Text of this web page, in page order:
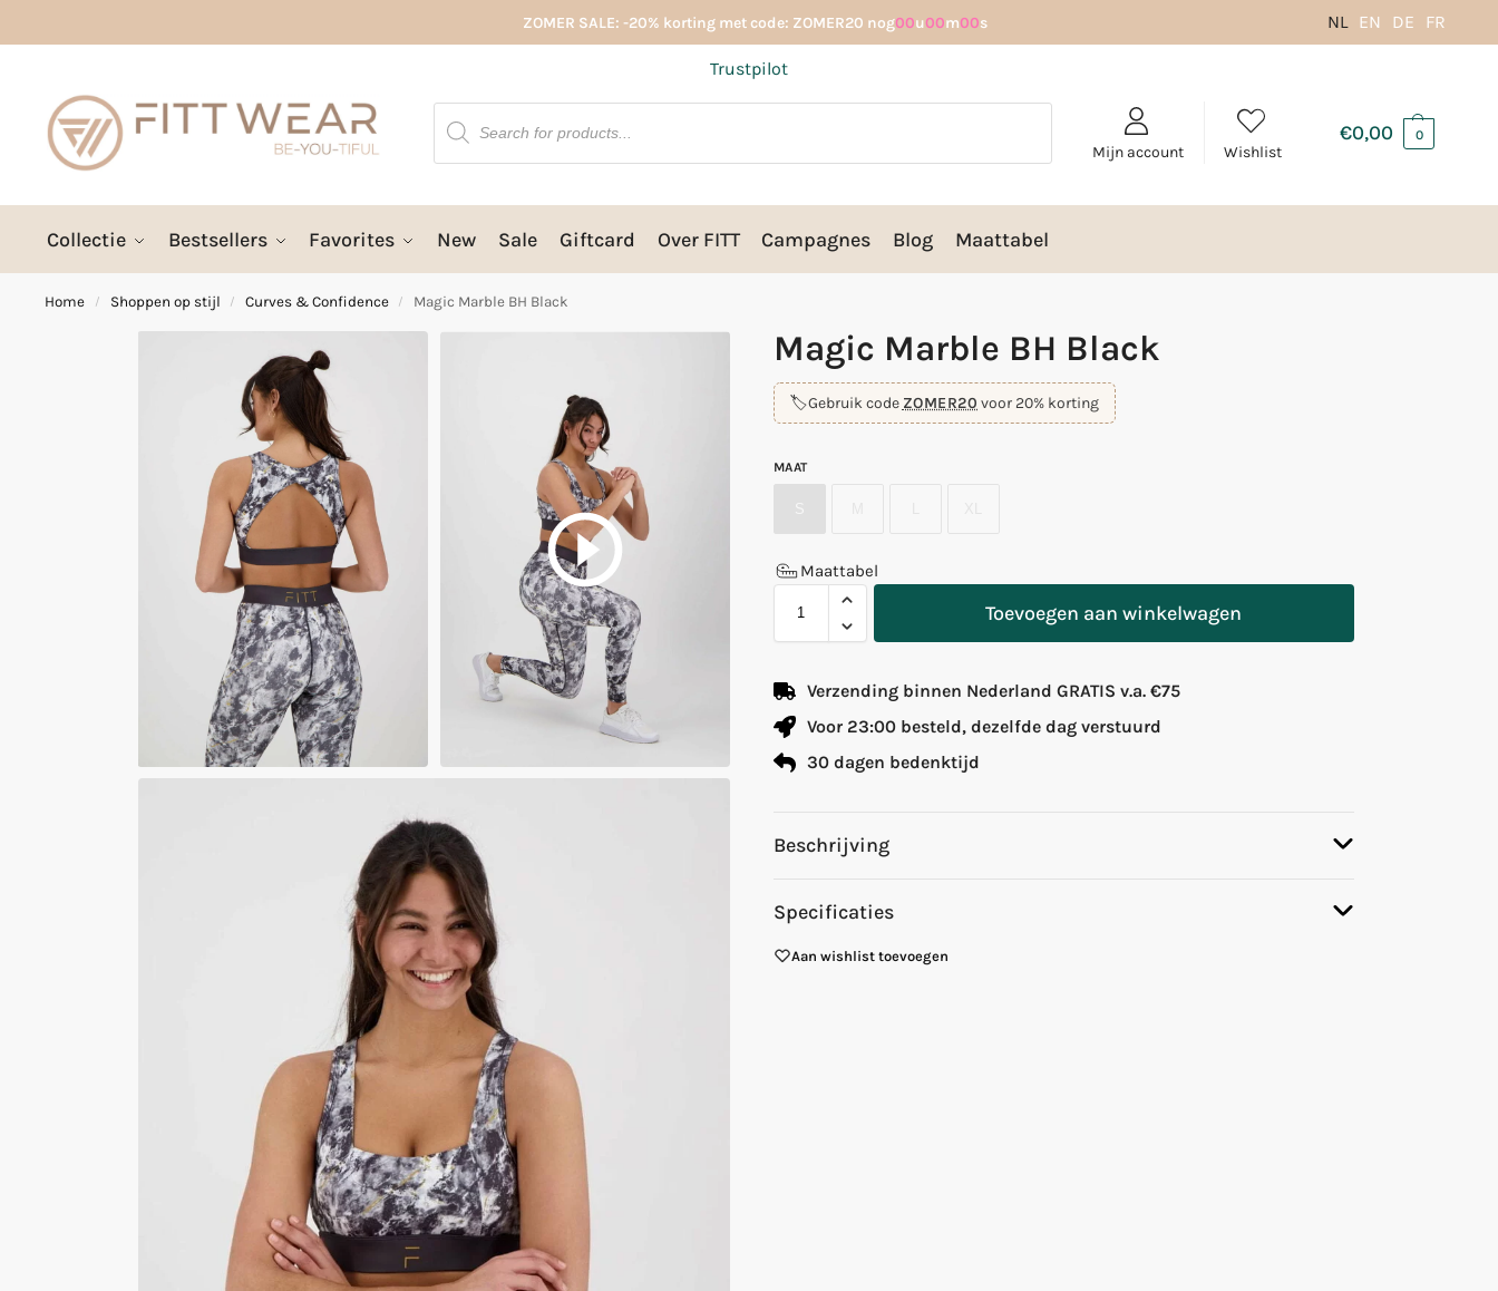
ZOMER SALE: -20% korting met code: ZOMER20 nog00u00m00s NL EN DE FR
Trustpilot
Mijn account Wishlist
€0,00 0
Collectie Bestsellers Favorites New Sale Giftcard Over FITT Campagnes Blog Maattabel
Home / Shoppen op stijl / Curves & Confidence / Magic Marble BH Black
Magic Marble BH Black
🏷️Gebruik code ZOMER20 voor 20% korting
MAAT
S
Maattabel
Toevoegen aan winkelwagen
Verzending binnen Nederland GRATIS v.a. €75
Voor 23:00 besteld, dezelfde dag verstuurd
30 dagen bedenktijd
Beschrijving
Specificaties
Aan wishlist toevoegen